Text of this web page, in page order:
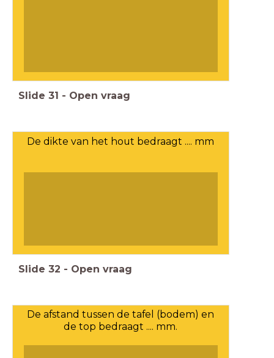
Slide 31 - Open vraag
De dikte van het hout bedraagt .... mm
Slide 32 - Open vraag
De afstand tussen de tafel (bodem) en
de top bedraagt .... mm.